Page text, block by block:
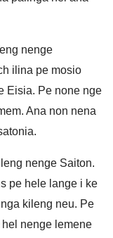
nenge
ilina pe mosio
Eisia. Pe none nge
Ana non nena
nenge Saiton.
pe hele lange i ke
kileng neu. Pe
nenge lemene